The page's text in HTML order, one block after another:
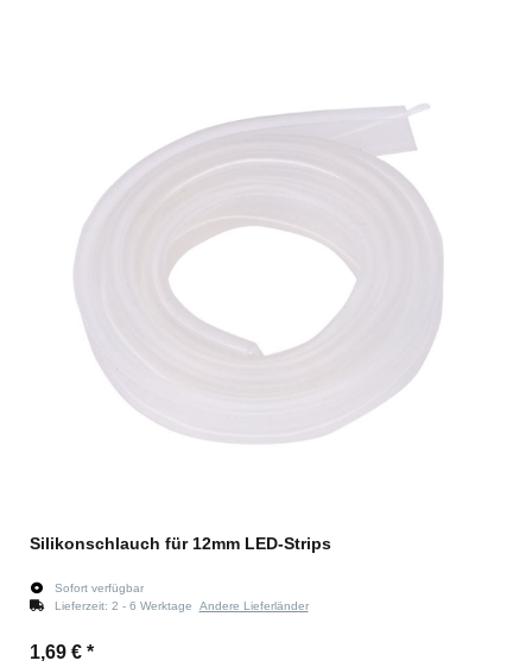
Silikonschlauch für 12mm LED-Strips
Sofort verfügbar
Lieferzeit: 2 - 6 Werktage Andere Lieferländer
1,69 € *